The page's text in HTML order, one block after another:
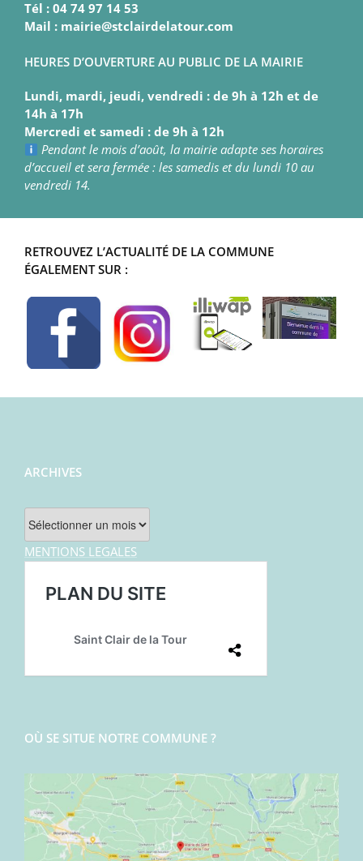
Tél : 04 74 97 14 53
Mail : mairie@stclairdelatour.com
HEURES D’OUVERTURE AU PUBLIC DE LA MAIRIE
Lundi, mardi, jeudi, vendredi : de 9h à 12h et de
14h à 17h
Mercredi et samedi : de 9h à 12h
Pendant le mois d’août, la mairie adapte ses horaires
d’accueil et sera fermée : les samedis et du lundi 10 au
vendredi 14.
RETROUVEZ L’ACTUALITÉ DE LA COMMUNE
ÉGALEMENT SUR :
ARCHIVES
Archives
MENTIONS LEGALES
OÙ SE SITUE NOTRE COMMUNE ?